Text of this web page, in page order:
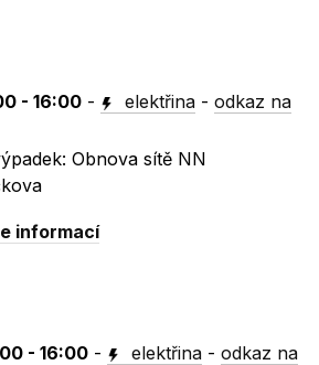
- 16:00 - elektřina -odkaz na
Obnova sítě NN
informací
- 16:00 - elektřina -odkaz na